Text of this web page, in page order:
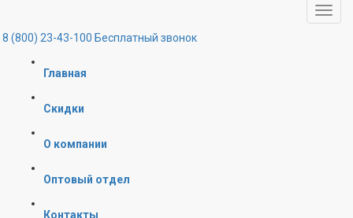
8 (800) 23-43-100 Бесплатный звонок
Главная
Скидки
О компании
Оптовый отдел
Контакты